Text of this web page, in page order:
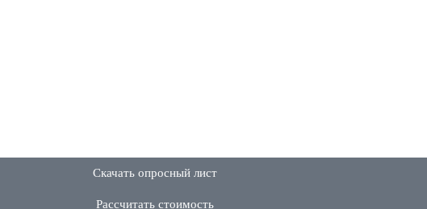
Скачать опросный лист
Рассчитать стоимость